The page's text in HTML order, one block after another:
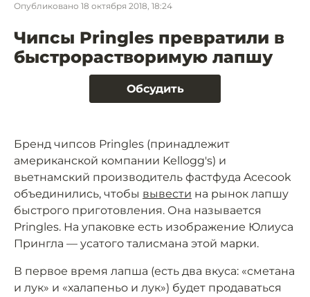
Опубликовано 18 октября 2018, 18:24
Чипсы Pringles превратили в
быстрорастворимую лапшу
Обсудить
Бренд чипсов Pringles (принадлежит
американской компании Kellogg's) и
вьетнамский производитель фастфуда Acecook
объединились, чтобы вывести на рынок лапшу
быстрого приготовления. Она называется
Pringles. На упаковке есть изображение Юлиуса
Прингла — усатого талисмана этой марки.
В первое время лапша (есть два вкуса: «сметана
и лук» и «халапеньо и лук») будет продаваться